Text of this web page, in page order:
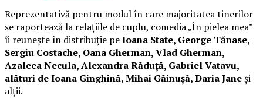
Reprezentativă pentru modul în care majoritatea tinerilor
se raportează la relațiile de cuplu, comedia „În pielea mea”
îi reunește în distribuție peIoana State, George Tănase,
Sergiu Costache, Oana Gherman, Vlad Gherman,
Azaleea Necula, Alexandra Răduță, Gabriel Vatavu,
alături de Ioana Ginghină, Mihai Găinușă, Daria Janeși
alții.